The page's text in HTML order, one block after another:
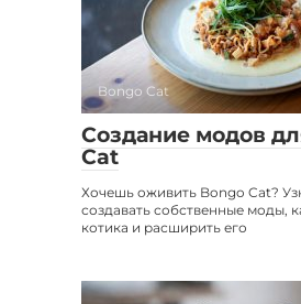
Bongo Cat
Создание модов
Cat
Хочешь оживить Bongo Cat?
создавать собственные моды,
котика и расширить его